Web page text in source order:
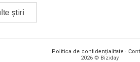
știri
Politica de confidențialitate ·
2026 © Biziday